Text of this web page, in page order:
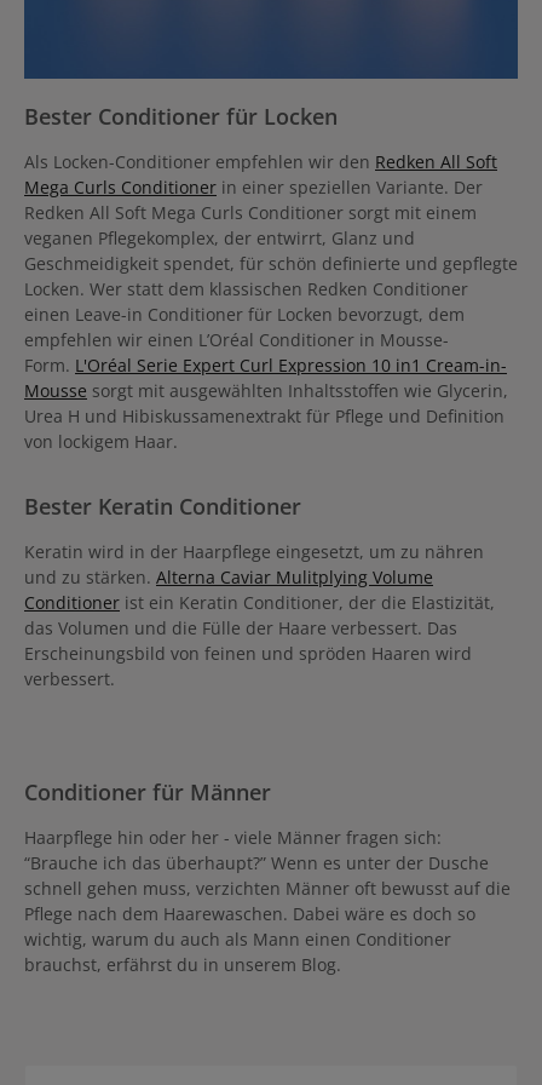
Bester Conditioner für Locken
Als Locken-Conditioner empfehlen wir den Redken All Soft
Mega Curls Conditioner in einer speziellen Variante. Der
Redken All Soft Mega Curls Conditioner sorgt mit einem
veganen Pflegekomplex, der entwirrt, Glanz und
Geschmeidigkeit spendet, für schön definierte und gepflegte
Locken. Wer statt dem klassischen Redken Conditioner
einen Leave-in Conditioner für Locken bevorzugt, dem
empfehlen wir einen L’Oréal Conditioner in Mousse-
Form. L'Oréal Serie Expert Curl Expression 10 in1 Cream-in-
Mousse sorgt mit ausgewählten Inhaltsstoffen wie Glycerin,
Urea H und Hibiskussamenextrakt für Pflege und Definition
von lockigem Haar.
Bester Keratin Conditioner
Keratin wird in der Haarpflege eingesetzt, um zu nähren
und zu stärken. Alterna Caviar Mulitplying Volume
Conditioner ist ein Keratin Conditioner, der die Elastizität,
das Volumen und die Fülle der Haare verbessert. Das
Erscheinungsbild von feinen und spröden Haaren wird
verbessert.
Conditioner für Männer
Haarpflege hin oder her - viele Männer fragen sich:
“Brauche ich das überhaupt?” Wenn es unter der Dusche
schnell gehen muss, verzichten Männer oft bewusst auf die
Pflege nach dem Haarewaschen. Dabei wäre es doch so
wichtig, warum du auch als Mann einen Conditioner
brauchst, erfährst du in unserem Blog.